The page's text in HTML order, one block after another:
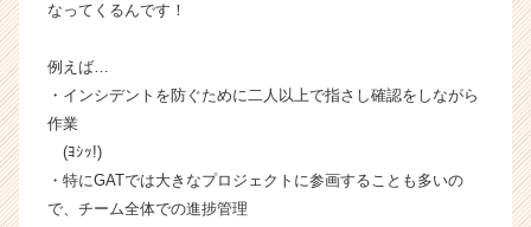
が
活
サ
なってくるんです！
例えば…
・インシデントを防ぐために二人以上で指さし確認をしながら
作業
(ﾖｼｯ!)
・特にGATでは大きなプロジェクトに参画することも多いの
で、チーム全体での進捗管理